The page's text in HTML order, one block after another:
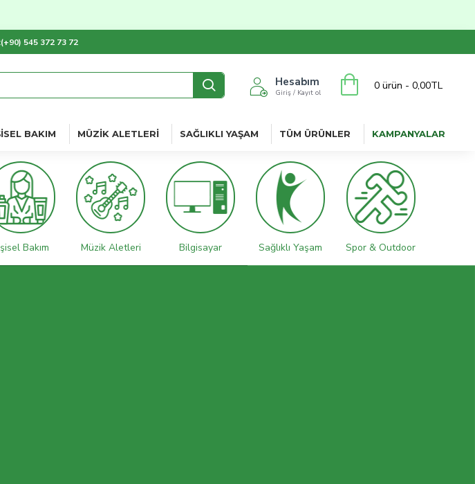
545 372 73 72
Hesabım
Giriş / Kayıt ol
0 ürün - 0,00TL
BAKIM MÜZIK ALETLERI SAĞLIKLI YAŞAM TÜM ÜRÜNLER KAMPANYALAR
Bakım Müzik Aletleri Bilgisayar Sağlıklı Yaşam Spor & Outdoor